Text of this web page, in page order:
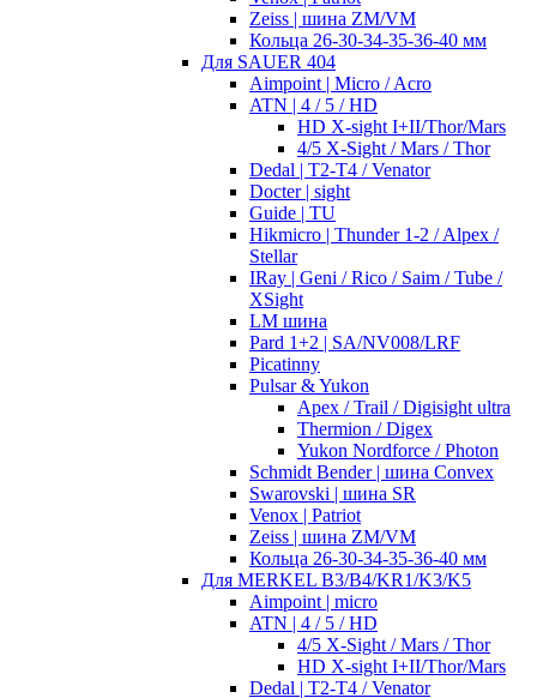
Zeiss | шина ZM/VM
Кольца 26-30-34-35-36-40 мм
Для SAUER 404
Aimpoint | Micro / Acro
ATN | 4 / 5 / HD
HD X-sight I+II/Thor/Mars
4/5 X-Sight / Mars / Thor
Dedal | T2-T4 / Venator
Docter | sight
Guide | TU
Hikmicro | Thunder 1-2 / Alpex /
Stellar
IRay | Geni / Rico / Saim / Tube /
XSight
LM шина
Pard 1+2 | SA/NV008/LRF
Picatinny
Pulsar & Yukon
Apex / Trail / Digisight ultra
Thermion / Digex
Yukon Nordforce / Photon
Schmidt Bender | шина Convex
Swarovski | шина SR
Venox | Patriot
Zeiss | шина ZM/VM
Кольца 26-30-34-35-36-40 мм
Для MERKEL B3/B4/KR1/K3/K5
Aimpoint | micro
ATN | 4 / 5 / HD
4/5 X-Sight / Mars / Thor
HD X-sight I+II/Thor/Mars
Dedal | T2-T4 / Venator